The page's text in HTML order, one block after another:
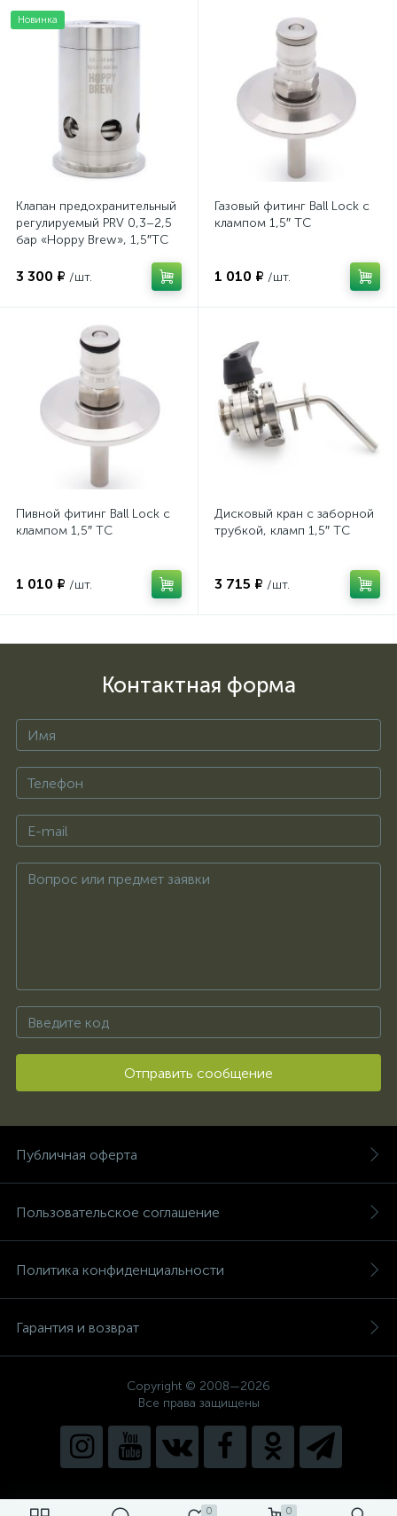
0 0
Новинка
Клапан предохранительный
регулируемый PRV 0,3–2,5
бар «Hoppy Brew», 1,5″TC
3 300 ₽ /шт.
Газовый фитинг Ball Lock с
клампом 1,5″ TC
1 010 ₽ /шт.
Пивной фитинг Ball Lock с
клампом 1,5″ TC
1 010 ₽ /шт.
Дисковый кран с заборной
трубкой, кламп 1,5″ TC
3 715 ₽ /шт.
Контактная форма
Отправить сообщение
Публичная оферта
Пользовательское соглашение
Политика конфиденциальности
Гарантия и возврат
Copyright © 2008—2026
Все права защищены